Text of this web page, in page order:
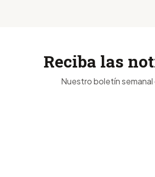
Reciba las
Nuestro boletín